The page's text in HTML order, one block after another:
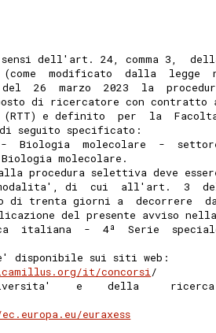
dell'art. 24, comma 3,
(come  modificato  dalla  legge
26  marzo  2023  la
di ricercatore con contratto
(RTT) e definito  per  la
seguito specificato:
Biologia  molecolare  -
molecolare.
procedura selettiva deve
modalita', di  cui  all'art.  3
di trenta giorni a  decorrere
del presente avviso nella
italiana  -  4ª  Serie
disponibile sui siti web:
it/concorsi/
e    della
euraxess